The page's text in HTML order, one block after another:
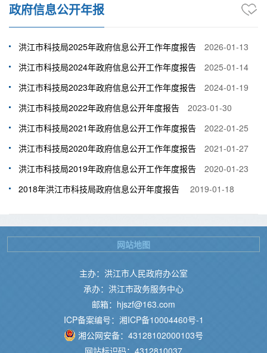
政府信息公开年报
洪江市科技局2025年政府信息公开工作年度报告
2026-01-13
洪江市科技局2024年政府信息公开工作年度报告
2025-01-14
洪江市科技局2023年政府信息公开工作年度报告
2024-01-19
洪江市科技局2022年政府信息公开年度报告
2023-01-30
洪江市科技局2021年政府信息公开工作年度报告
2022-01-25
洪江市科技局2020年政府信息公开工作年度报告
2021-01-27
洪江市科技局2019年政府信息公开工作年度报告
2020-01-23
2018年洪江市科技局政府信息公开年度报告
2019-01-18
主办：洪江市人民政府办公室
承办：洪江市政务服务中心
邮箱：hjszf@163.com
ICP备案编号：湘ICP备10004460号-1
湘公网安备：43128102000103号
网站标识码：4312810037
网站地图